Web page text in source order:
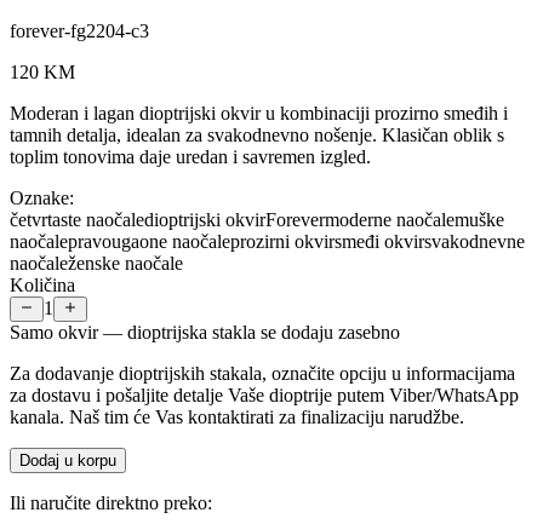
forever-fg2204-c3
120 KM
Moderan i lagan dioptrijski okvir u kombinaciji prozirno smeđih i
tamnih detalja, idealan za svakodnevno nošenje. Klasičan oblik s
toplim tonovima daje uredan i savremen izgled.
Oznake:
četvrtaste naočaledioptrijski okvirForevermoderne naočalemuške
naočalepravougaone naočaleprozirni okvirsmeđi okvirsvakodnevne
naočaleženske naočale
Količina
1
Samo okvir — dioptrijska stakla se dodaju zasebno
Za dodavanje dioptrijskih stakala, označite opciju u informacijama
za dostavu i pošaljite detalje Vaše dioptrije putem Viber/WhatsApp
kanala. Naš tim će Vas kontaktirati za finalizaciju narudžbe.
Dodaj u korpu
Ili naručite direktno preko: